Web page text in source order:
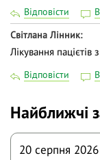
Відповісти
Світлана Лінник
Лікування пацієтів
Відповісти
Найближчі
20 серпня